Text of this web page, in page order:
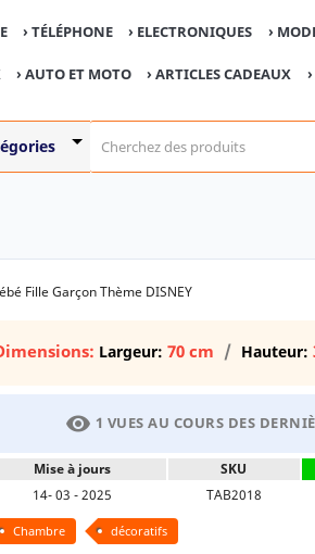
›TÉLÉPHONE › ELECTRONIQUES ›
›AUTO ET MOTO › ARTICLES CADEAUX ›
Fille Garçon Thème DISNEY
Largeur: 70 cm Hauteur:
visibility 1 VUES AU COURS DES
Mise à jours SKU
14- 03 - 2025 TAB2018
Chambre décoratifs